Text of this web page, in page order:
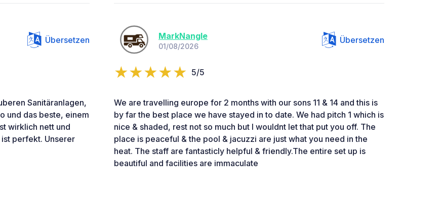
Übersetzen
Sanitäranlagen,
und das beste, einem
wirklich nett und
perfekt. Unserer
MarkNangle
01/08/2026
Übersetzen
5/5
We are travelling europe for 2 months with our sons 11 & 14 and this is
by far the best place we have stayed in to date. We had pitch 1 which is
nice & shaded, rest not so much but I wouldnt let that put you off. The
place is peaceful & the pool & jacuzzi are just what you need in the
heat. The staff are fantasticly helpful & friendly.The entire set up is
beautiful and facilities are immaculate